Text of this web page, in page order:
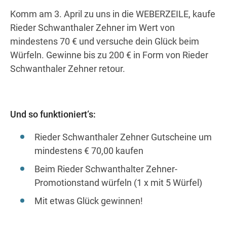
Komm am 3. April zu uns in die WEBERZEILE, kaufe
Rieder Schwanthaler Zehner im Wert von
mindestens 70 € und versuche dein Glück beim
Würfeln. Gewinne bis zu 200 € in Form von Rieder
Schwanthaler Zehner retour.
Und so funktioniert‘s:
Rieder Schwanthaler Zehner Gutscheine um
mindestens € 70,00 kaufen
Beim Rieder Schwanthalter Zehner-
Promotionstand würfeln (1 x mit 5 Würfel)
Mit etwas Glück gewinnen!